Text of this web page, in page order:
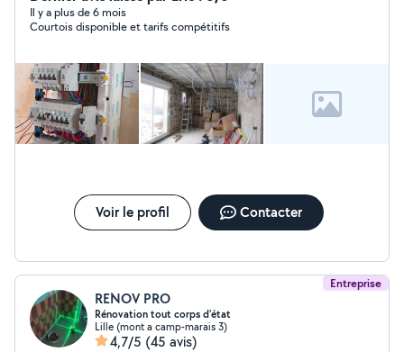
Il y a plus de 6 mois
Courtois disponible et tarifs compétitifs
Voir le profil Contacter
Entreprise
RENOV PRO
Rénovation tout corps d'état
Lille (mont a camp-marais 3)
4,7/5 (45 avis)